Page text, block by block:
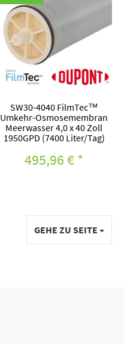
SW30-4040 FilmTec™
Umkehr-Osmosemembran
Meerwasser 4,0 x 40 Zoll
1950GPD (7400 Liter/Tag)
495,96 €*
GEHE ZU SEITE